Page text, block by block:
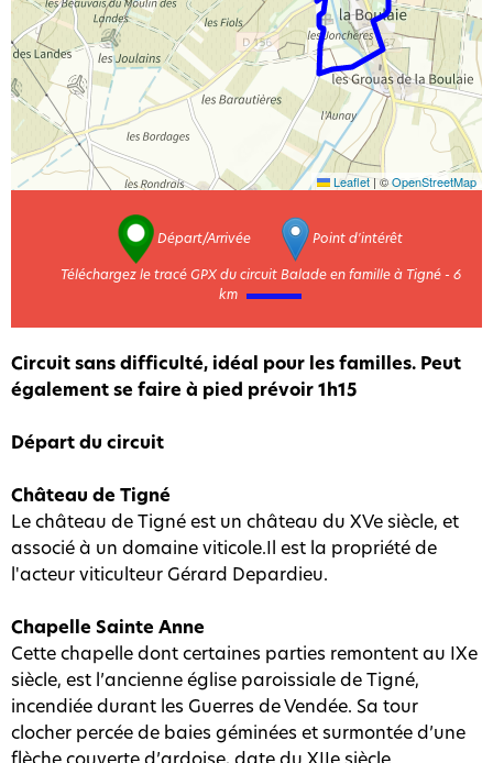
Leaflet |©OpenStreetMap
Départ/Arrivée Point d'intérêt
Téléchargez le tracé GPX du circuit Balade en famille à Tigné - 6
km
Circuit sans difficulté, idéal pour les familles. Peut
également se faire à pied prévoir 1h15
Départ du circuit
Château de Tigné
Le château de Tigné est un château du XVe siècle, et
associé à un domaine viticole.Il est la propriété de
l'acteur viticulteur Gérard Depardieu.
Chapelle Sainte Anne
Cette chapelle dont certaines parties remontent au IXe
siècle, est l’ancienne église paroissiale de Tigné,
incendiée durant les Guerres de Vendée. Sa tour
clocher percée de baies géminées et surmontée d’une
flèche couverte d’ardoise, date du XIIe siècle.